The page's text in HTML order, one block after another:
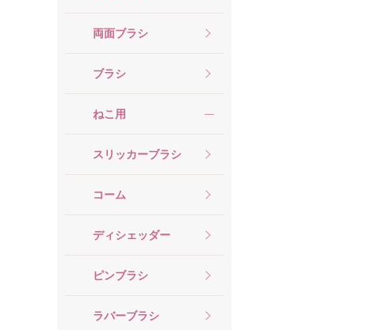
両面ブラシ
ブラシ
ねこ用
スリッカーブラシ
コーム
ディシェッダー
ピンブラシ
ラバーブラシ